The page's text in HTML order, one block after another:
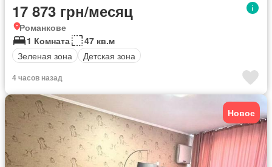
17 873 грн/месяц
Романкове
1 Комната
47 кв.м
Зеленая зона
Детская зона
4 часов назад
Новое